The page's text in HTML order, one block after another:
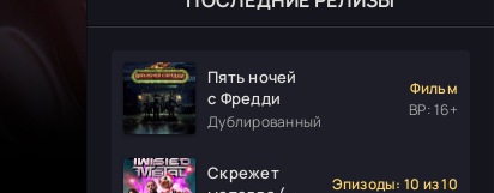
Пять ночей
с Фредди
Дублированный
Фильм
ВР: 16+
Скрежет
Эпизоды: 10 из 10